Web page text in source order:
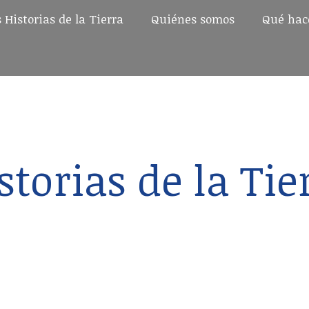
Historias de la Tierra Quiénes somos Qué
de la
Historias de la Tierra Quiénes somos Qué